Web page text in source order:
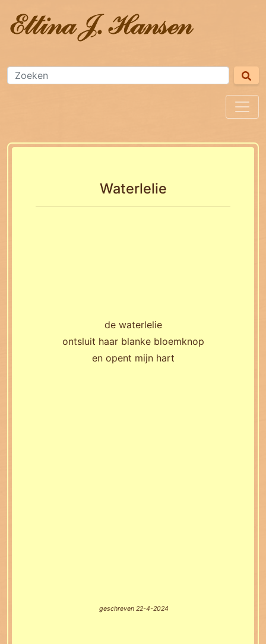
Waterlelie
de waterlelie
ontsluit haar blanke bloemknop
en opent mijn hart
geschreven 22-4-2024